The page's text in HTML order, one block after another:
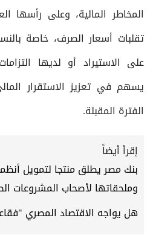
المخاطر المالية، وعلى رأسها
تقلبات أسعار الصرف، خاصة
على الاستيراد أو لديها
يسهم في تعزيز الاستقرار
الفترة المقبلة.
إقرأ أيضاً
بنك مصر يطلق منتجا لتمويل
وملحقاتها لأصحاب المشروعات
هل يواجه الاقتصاد المصري